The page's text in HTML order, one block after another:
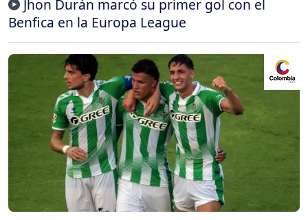
Jhon Durán marcó su primer gol con el
Benfica en la Europa League